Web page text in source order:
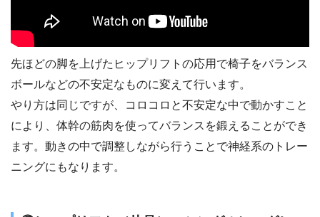
先ほどの脚を上げたヒップリフトの応用で椅子をバランス
ボールなどの不安定なものに変えて行います。
やり方は同じですが、コロコロと不安定な中で動かすこと
により、体幹の筋肉を使ってバランスを鍛えることができ
ます。動きの中で調整しながら行うことで神経系のトレー
ニングにもなります。